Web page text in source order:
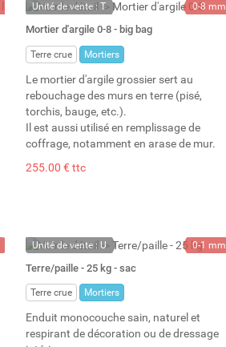
Unité de vente : T
A la demande
0-8 mm
Mortier d'argile 0-8 - big bag
Terre crue Mortiers
Le mortier d'argile grossier sert au
rebouchage des murs en terre (pisé,
torchis, bauge, etc.).
Il est aussi utilisé en remplissage de
coffrage, notamment en arase de mur.
255.00 € ttc
Unité de vente : U
En stock
Stock : 154
0-1 mm
Terre/paille - 25 kg - sac
Terre crue Mortiers
Enduit monocouche sain, naturel et
respirant de décoration ou de dressage